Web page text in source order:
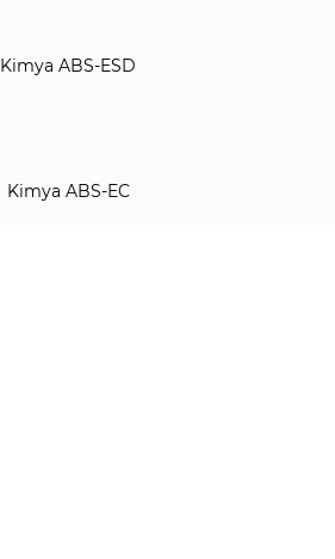
Kimya ABS-ESD
Kimya ABS-EC